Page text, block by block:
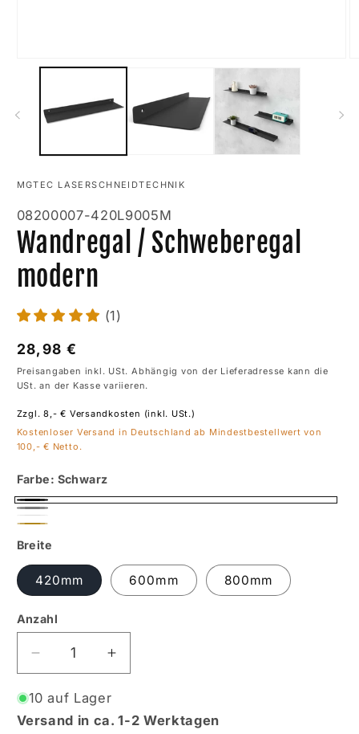
Medien
öffnen
MGTEC LASERSCHNEIDTECHNIK
Artikelnummer:
08200007-420L9005M
Wandregal / Schweberegal
modern
(1)
Normaler
Preis
28,98 €
Preisangaben inkl. USt. Abhängig von der Lieferadresse kann die
USt. an der Kasse variieren.
Zzgl. 8,- € Versandkosten (inkl. USt.)
Kostenloser Versand in Deutschland ab Mindestbestellwert von
100,- € Netto.
Farbe: Schwarz
Schwarz
Grau
Weiß
Breite
420mm 600mm 800mm
Anzahl
Verringere
die
Menge
für
Erhöhe
die
Menge
für
10 auf Lager
Versand in ca. 1-2 Werktagen